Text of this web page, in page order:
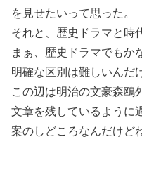
を見せたいって思った。
それと、歴史ドラマと時
まぁ、歴史ドラマでもか
明確な区別は難しいんだ
この辺は明治の文豪森鴎
文章を残しているように
案のしどころなんだけど